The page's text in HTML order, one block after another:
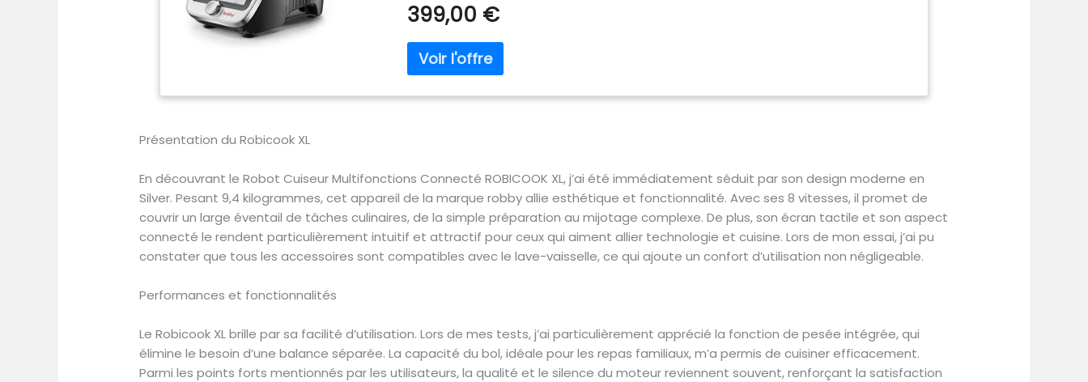
Évolutif grâce aux mises à jour par Wifi Dimensions robot avec bol : Largeur 28 cm ,
accessoires : 9,4 kg La fonction pesée est également incluse dans le RobiCook ! Doté
d'un écran couleur haute définition tactile et d'un bouton de navigation
recettes. 725 recettes incluses et 8 PROGRAMMES AUTOMATIQUES Accédez rapidement
réversible en inox (trancher, râper et émincer) - 1 spatule en silicone pour racler les
parois - 1 petit et 1 grand panier pour cuisson vapeur - 1 panier pour cuisson à l'eau -
2 couvercles transparents Nouveauté décembre 2024 : Le bol a été amélioré, il passe
maintenant au lave vaisselle !
399,00 €
Présentation du Robicook XL
En découvrant le Robot Cuiseur Multifonctions Connecté ROBICOOK XL, j’ai été immédiatement séduit par son design moderne en
Silver. Pesant 9,4 kilogrammes, cet appareil de la marque robby allie esthétique et fonctionnalité. Avec ses 8 vitesses, il promet de
couvrir un large éventail de tâches culinaires, de la simple préparation au mijotage complexe. De plus, son écran tactile et son aspect
connecté le rendent particulièrement intuitif et attractif pour ceux qui aiment allier technologie et cuisine. Lors de mon essai, j’ai pu
constater que tous les accessoires sont compatibles avec le lave-vaisselle, ce qui ajoute un confort d’utilisation non négligeable.
Performances et fonctionnalités
Le Robicook XL brille par sa facilité d’utilisation. Lors de mes tests, j’ai particulièrement apprécié la fonction de pesée intégrée, qui
élimine le besoin d’une balance séparée. La capacité du bol, idéale pour les repas familiaux, m’a permis de cuisiner efficacement.
Parmi les points forts mentionnés par les utilisateurs, la qualité et le silence du moteur reviennent souvent, renforçant la satisfaction